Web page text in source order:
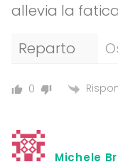
allevia la
Reparto
0
Michele